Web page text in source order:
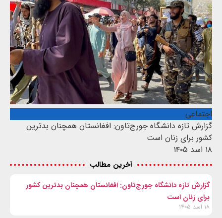
اجتماعی
گزارش تازه دانشگاه جورج‌تاون: افغانستان همچنان بدترین
کشور برای زنان است
۱۸ اسد ۱۴۰۵
آخرین مطالب
گزارش تازه دانشگاه جورج‌تاون: افغانستان همچنان بدترین کشور
برای زنان است
۱۸ اسد ۱۴۰۵